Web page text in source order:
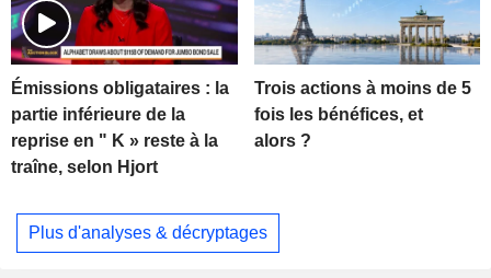
Émissions obligataires : la
partie inférieure de la
reprise en " K » reste à la
traîne, selon Hjort
Trois actions à moins de 5
fois les bénéfices, et
alors ?
Plus d'analyses & décryptages